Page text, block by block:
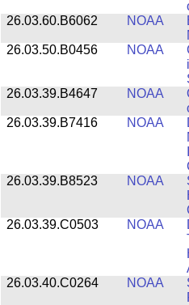
26.03.60.B6062
NOAA
26.03.50.B0456
NOAA
26.03.39.B4647
NOAA
26.03.39.B7416
NOAA
26.03.39.B8523
NOAA
26.03.39.C0503
NOAA
26.03.40.C0264
NOAA